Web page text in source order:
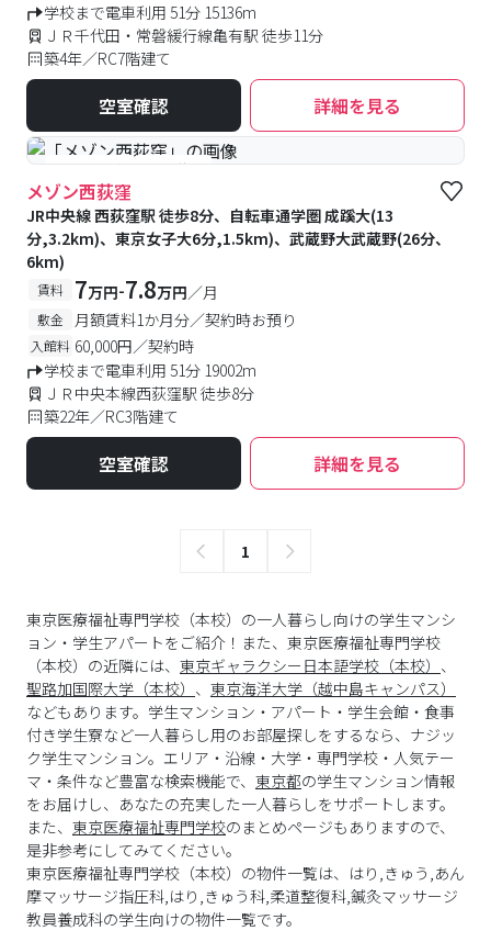
学校まで電車利用 51分 15136m
ＪＲ千代田・常磐緩行線亀有駅 徒歩11分
築4年／RC7階建て
空室確認 詳細を見る
#予約受付中 #空室待ち
メゾン西荻窪
JR中央線 西荻窪駅 徒歩8分、自転車通学圏 成蹊大(13
分,3.2km)、東京女子大6分,1.5km)、武蔵野大武蔵野(26分、
6km)
賃料 7万円-7.8万円／月
敷金 月額賃料1か月分／契約時お預り
入館料 60,000円／契約時
学校まで電車利用 51分 19002m
ＪＲ中央本線西荻窪駅 徒歩8分
築22年／RC3階建て
空室確認 詳細を見る
1
東京医療福祉専門学校（本校）の一人暮らし向けの学生マンシ
ョン・学生アパートをご紹介！また、東京医療福祉専門学校
（本校）の近隣には、 東京ギャラクシー日本語学校（本校） 、
聖路加国際大学（本校） 、 東京海洋大学（越中島キャンパス）
などもあります。学生マンション・アパート・学生会館・食事
付き学生寮など一人暮らし用のお部屋探しをするなら、ナジッ
ク学生マンション。エリア・沿線・大学・専門学校・人気テー
マ・条件など豊富な検索機能で、 東京都の学生マンション情報
をお届けし、あなたの充実した一人暮らしをサポートします。
また、 東京医療福祉専門学校のまとめページもありますので、
是非参考にしてみてください。
東京医療福祉専門学校 （本校）の物件一覧は、 はり,きゅう,あん
摩マッサージ指圧科,はり,きゅう科,柔道整復科,鍼灸マッサージ
教員養成科の学生向けの物件一覧です。